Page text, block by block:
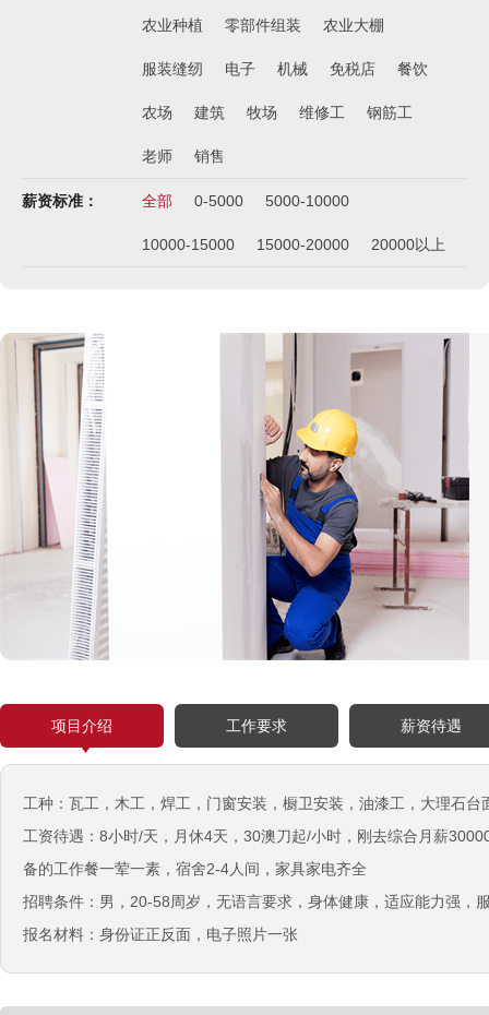
农业种植 零部件组装 农业大棚
服装缝纫 电子 机械 免税店 餐饮
农场 建筑 牧场 维修工 钢筋工
老师 销售
薪资标准： 全部 0-5000 5000-10000
10000-15000 15000-20000 20000以上
项目介绍 工作要求 薪资待遇
工种：瓦工，木工，焊工，门窗安装，橱卫安装，油漆工，大理石台
工资待遇：8小时/天，月休4天，30澳刀起/小时，刚去综合月薪
备的工作餐一荤一素，宿舍2-4人间，家具家电齐全
招聘条件：男，20-58周岁，无语言要求，身体健康，适应能力强，
报名材料：身份证正反面，电子照片一张
俄罗斯-面点师
俄罗斯-帮厨
￥8000起-9000
俄罗斯-瓷砖工
￥8000-9000
德国食品厂
￥税工后‬资是2500欧/月
西班牙剔骨工
￥1800-2200欧元/月
厨师、帮厨（夫妻工）
￥18000-20000RMB/月
新西兰-橱柜厂
￥25-27.76纽币/小时，2.6万RMB/月
新西兰-面点师
￥27-30纽币/小时
￥20万日元/月
新西兰-花园管理
￥时薪：27.76纽币
日本-电子厂
￥
新西兰-包装工